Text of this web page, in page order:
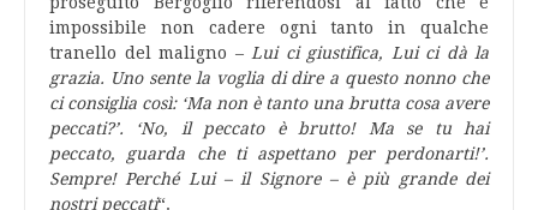
impossibile non cadere ogni tanto in qualche
tranello del maligno – Lui ci giustifica, Lui ci dà la
grazia. Uno sente la voglia di dire a questo nonno che
ci consiglia così: ‘Ma non è tanto una brutta cosa avere
peccati?’. ‘No, il peccato è brutto! Ma se tu hai
peccato, guarda che ti aspettano per perdonarti!’.
Sempre! Perché Lui – il Signore – è più grande dei
nostri peccati“.